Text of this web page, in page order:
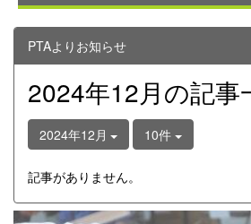
PTAよりお知らせ
2024年12月の記事
2024年12月 10件
記事がありません。